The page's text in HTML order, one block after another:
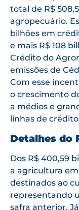
total de R$
agropecuário.
bilhões em
e mais R$ 108
Crédito do
emissões de
Com esse
o crescimento
a médios e
linhas de
Detalhes do
Dos R$ 400,59
a agricultura
destinados ao
representando
safra anterior.